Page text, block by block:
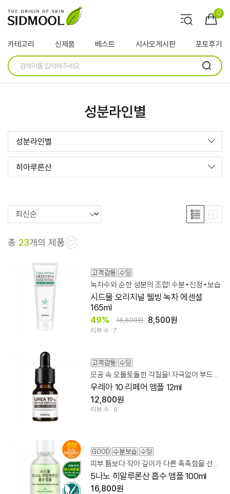
0
카테고리 신제품 베스트 시사모게시판 포토후기
성분라인별
성분라인별
히아루론산
총 23개의 제품
녹차수와 순한 성분의 조합! 수분+진정+보습
시드물 오리지널 웰빙 녹차 에센셜
165ml
49% 16,800원 8,500원
리뷰 수 : 7
우레아 10 리페어 앰플 12ml
12,800원
리뷰 수 : 6
피부 틈보다 작아 깊이가 다른 촉촉함을 선사하는 흡수 앰플
5나노 히알루론산 흡수 앰플 100ml
16,800원